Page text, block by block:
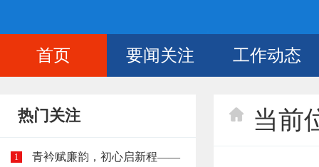
首页 要闻关注 工作动态
热门关注
1
青衿赋廉韵，初心启新程——
当前